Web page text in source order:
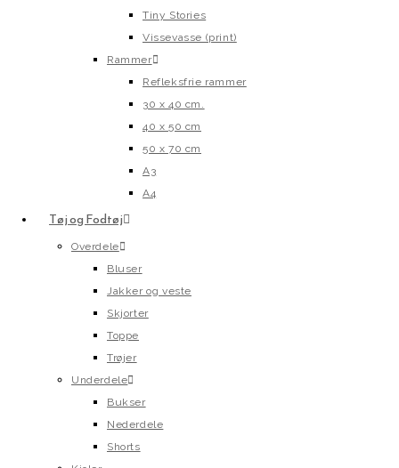
Tiny Stories
Vissevasse (print)
Rammer
Refleksfrie rammer
30 x 40 cm.
40 x 50 cm
50 x 70 cm
A3
A4
Tøj og Fodtøj
Overdele
Bluser
Jakker og veste
Skjorter
Toppe
Trøjer
Underdele
Bukser
Nederdele
Shorts